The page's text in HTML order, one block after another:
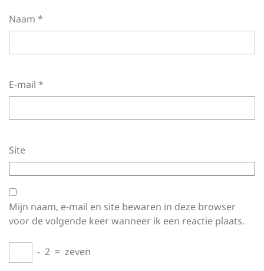
Naam *
E-mail *
Site
Mijn naam, e-mail en site bewaren in deze browser
voor de volgende keer wanneer ik een reactie plaats.
− 2 = zeven